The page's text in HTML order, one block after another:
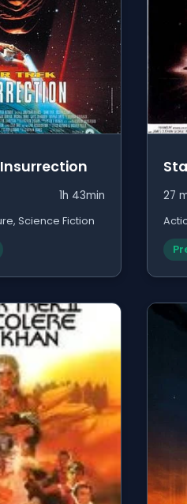
1h 43min
Science Fiction
27